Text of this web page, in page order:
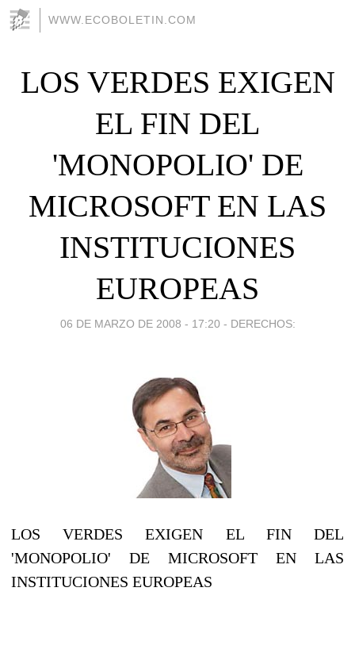
WWW.ECOBOLETIN.COM
LOS VERDES EXIGEN
EL FIN DEL
'MONOPOLIO' DE
MICROSOFT EN LAS
INSTITUCIONES
EUROPEAS
06 DE MARZO DE 2008 - 17:20 - DERECHOS:
LOS VERDES EXIGEN EL FIN DEL
'MONOPOLIO' DE MICROSOFT EN LAS
INSTITUCIONES EUROPEAS